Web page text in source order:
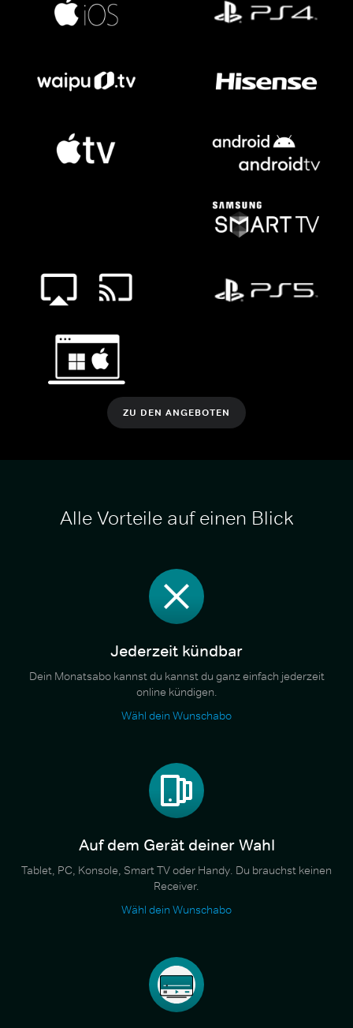
ZU DEN ANGEBOTEN
Alle Vorteile auf einen Blick
Jederzeit kündbar
Dein Monatsabo kannst du kannst du ganz einfach jederzeit
online kündigen.
Wähl dein Wunschabo
Auf dem Gerät deiner Wahl
Tablet, PC, Konsole, Smart TV oder Handy. Du brauchst keinen
Receiver.
Wähl dein Wunschabo